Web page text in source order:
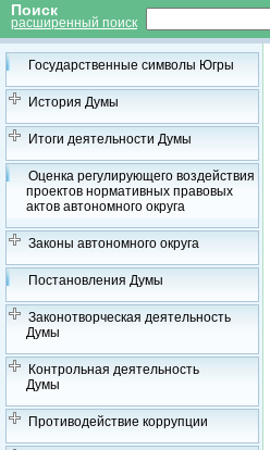
Поиск
расширенный поиск
Государственные символы Югры
История Думы
Итоги деятельности Думы
Оценка регулирующего воздействия
проектов нормативных правовых
актов автономного округа
Законы автономного округа
Постановления Думы
Законотворческая деятельность
Думы
Контрольная деятельность
Думы
Противодействие коррупции